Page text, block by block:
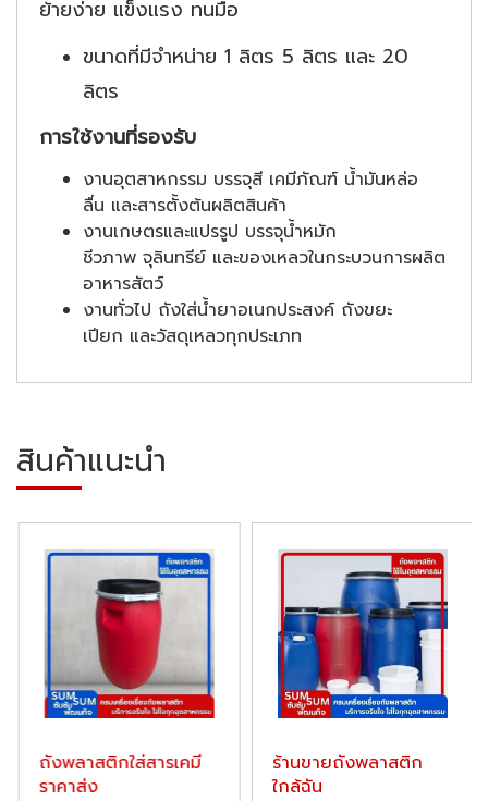
ย้ายง่าย แข็งแรง ทนมือ
ขนาดที่มีจำหน่าย 1 ลิตร 5 ลิตร และ 20
ลิตร
การใช้งานที่รองรับ
งานอุตสาหกรรม บรรจุสี เคมีภัณฑ์ น้ำมันหล่อ
ลื่น และสารตั้งต้นผลิตสินค้า
งานเกษตรและแปรรูป บรรจุน้ำหมัก
ชีวภาพ จุลินทรีย์ และของเหลวในกระบวนการผลิต
อาหารสัตว์
งานทั่วไป ถังใส่น้ำยาอเนกประสงค์ ถังขยะ
เปียก และวัสดุเหลวทุกประเภท
สินค้าแนะนำ
ถังพลาสติกใส่สารเคมี
ราคาส่ง
ร้านขายถังพลาสติก
ใกล้ฉัน